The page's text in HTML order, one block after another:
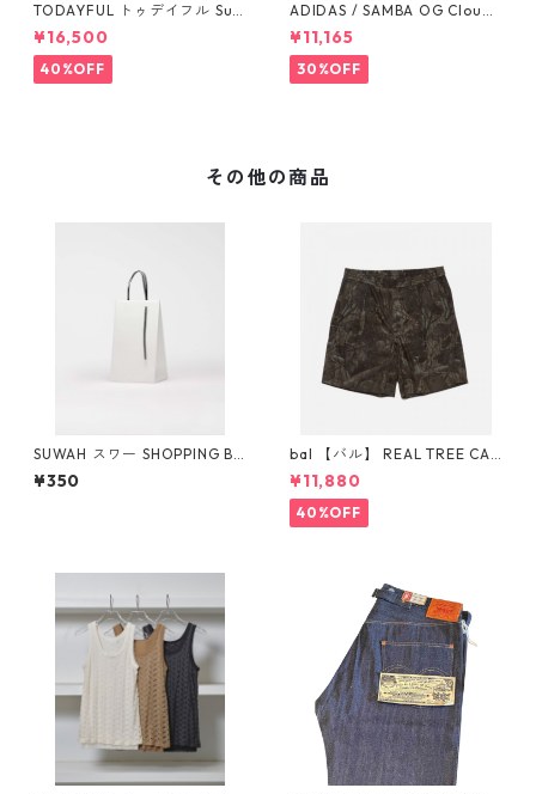
TODAYFUL トゥデイフル Sus
penders Highwaist Pants 12
510703
¥16,500
40%OFF
ADIDAS / SAMBA OG Cloud
White / Cloud White / Gum
(IE3439)
¥11,165
30%OFF
その他の商品
SUWAH スワー SHOPPING BA
G ＊こちらはSUWAH製品ご購
入の方のみご購入できます
¥350
bal 【バル】 REAL TREE CA
MO SHORT PANT
¥11,880
40%OFF